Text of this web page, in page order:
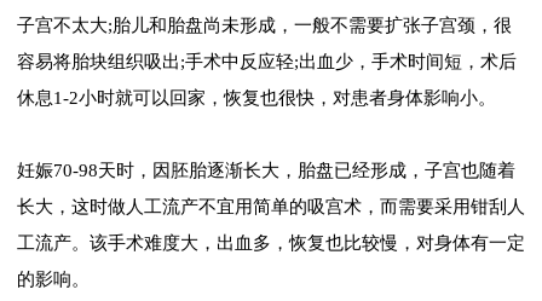
子宫不太大;胎儿和胎盘尚未形成，一般不需要扩张子宫颈，很
容易将胎块组织吸出;手术中反应轻;出血少，手术时间短，术后
休息1-2小时就可以回家，恢复也很快，对患者身体影响小。
妊娠70-98天时，因胚胎逐渐长大，胎盘已经形成，子宫也随着
长大，这时做人工流产不宜用简单的吸宫术，而需要采用钳刮人
工流产。该手术难度大，出血多，恢复也比较慢，对身体有一定
的影响。